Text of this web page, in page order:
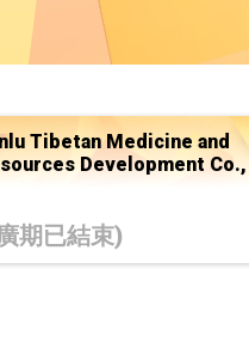
Tibetan Medicine and
Development Co.,
期已結束)